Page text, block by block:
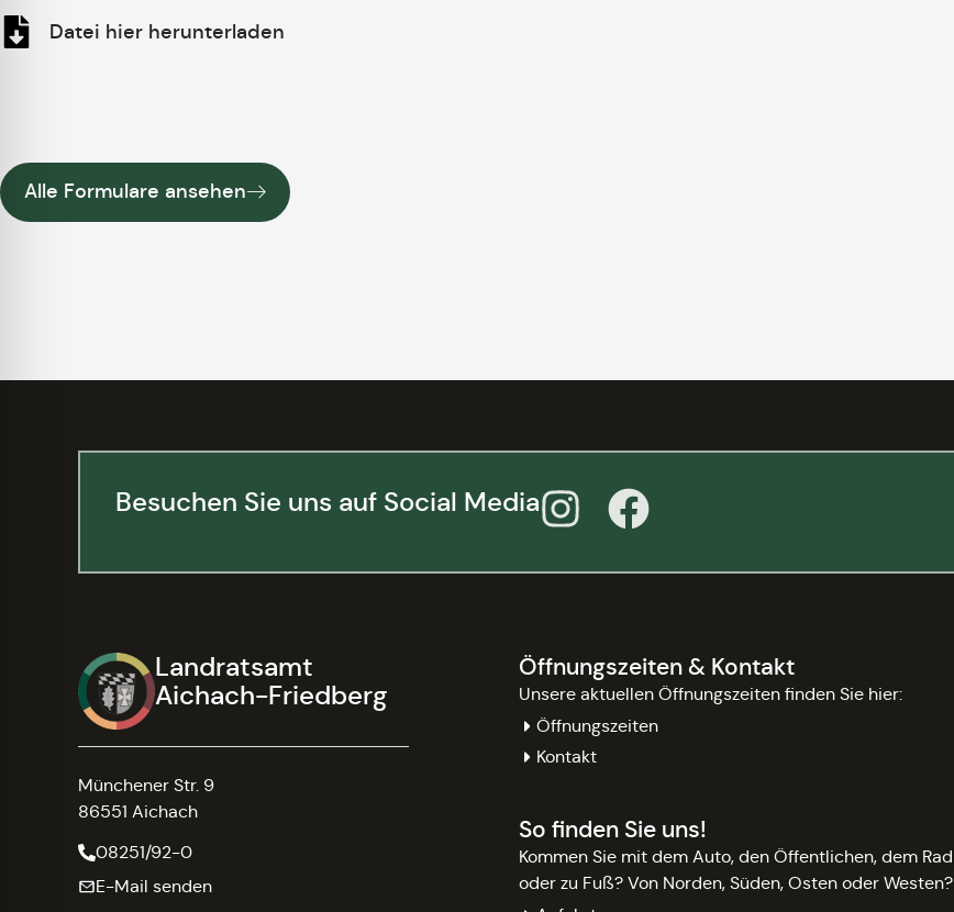
Datei hier herunterladen
Alle Formulare ansehen
Besuchen Sie uns auf Social Media
Landratsamt
Aichach-Friedberg
Münchener Str. 9
86551 Aichach
08251/92-0
E-Mail senden
Öffnungszeiten & Kontakt
Unsere aktuellen Öffnungszeiten finden Sie hier:
Öffnungszeiten
Kontakt
So finden Sie uns!
Kommen Sie mit dem Auto, den Öffentlichen, dem Rad
oder zu Fuß? Von Norden, Süden, Osten oder Westen?